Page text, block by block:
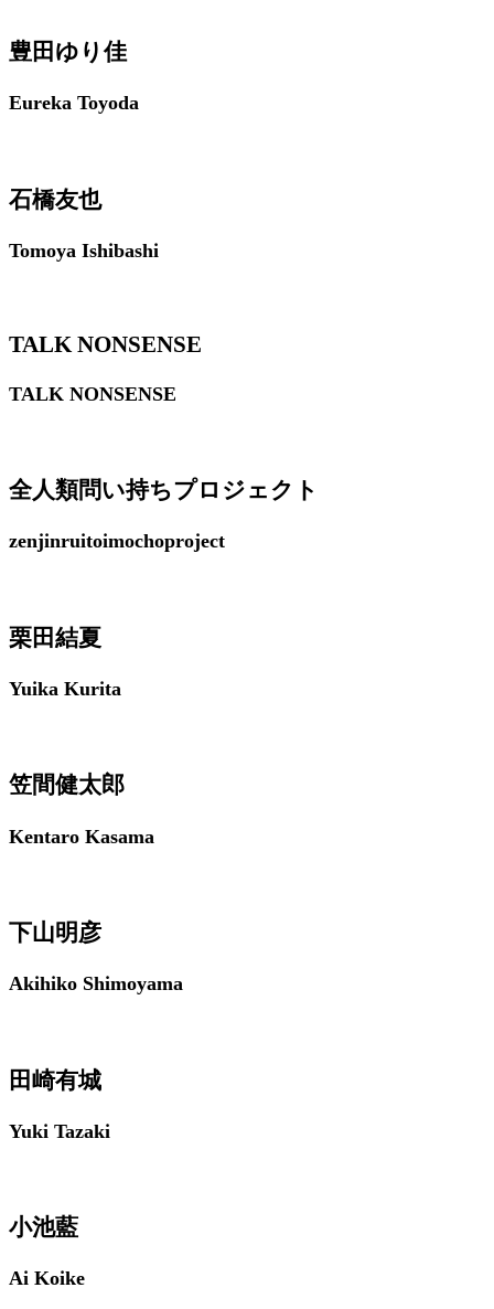
豊田ゆり佳
Eureka Toyoda
石橋友也
Tomoya Ishibashi
TALK NONSENSE
TALK NONSENSE
全人類問い持ちプロジェクト
zenjinruitoimochoproject
栗田結夏
Yuika Kurita
笠間健太郎
Kentaro Kasama
下山明彦
Akihiko Shimoyama
田崎有城
Yuki Tazaki
小池藍
Ai Koike